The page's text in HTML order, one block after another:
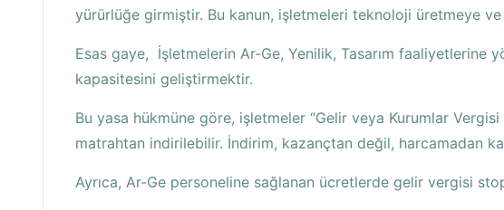
yürürlüğe girmiştir. Bu kanun, işletmeleri teknoloji üretmeye
Esas gaye, İşletmelerin Ar-Ge, Yenilik, Tasarım faaliyetlerine
kapasitesini geliştirmektir.
Bu yasa hükmüne göre, işletmeler “Gelir veya Kurumlar
matrahtan indirilebilir. İndirim, kazançtan değil, harcamadan
Ayrıca, Ar-Ge personeline sağlanan ücretlerde gelir vergisi